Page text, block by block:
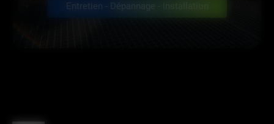
Entretien - Dépannage - Installation